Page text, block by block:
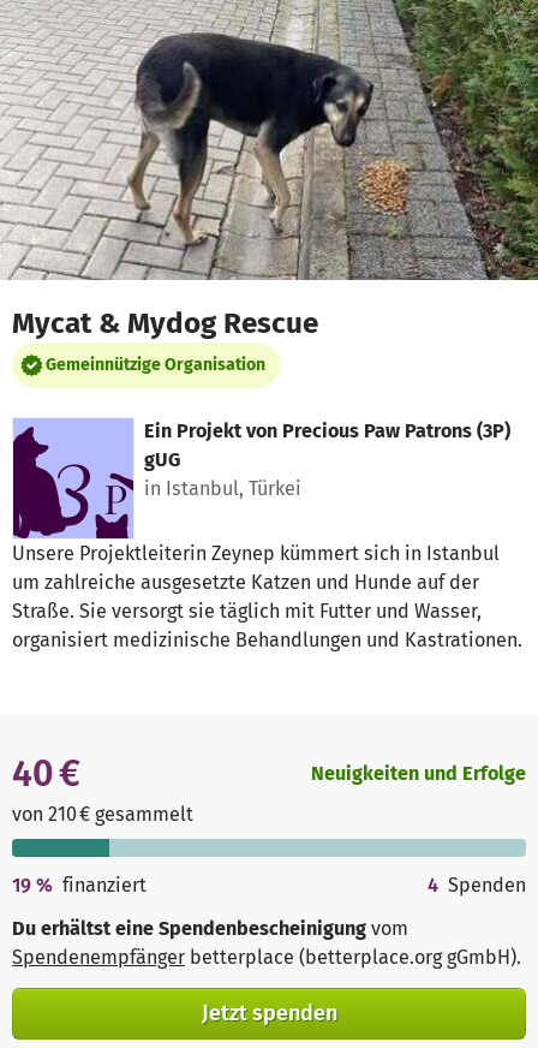
Zum Hauptinhalt springen
Erklärung zur Barrierefreiheit anzeigen
Mycat & Mydog Rescue
Gemeinnützige Organisation
Ein Projekt von Precious Paw Patrons (3P)
gUG
in Istanbul, Türkei
Unsere Projektleiterin Zeynep kümmert sich in Istanbul
um zahlreiche ausgesetzte Katzen und Hunde auf der
Straße. Sie versorgt sie täglich mit Futter und Wasser,
organisiert medizinische Behandlungen und Kastrationen.
40 €
von 210 € gesammelt
Neuigkeiten und Erfolge
19 % finanziert 4 Spenden
Du erhältst eine Spendenbescheinigung vom
Spendenempfänger betterplace (betterplace.org gGmbH).
Jetzt spenden